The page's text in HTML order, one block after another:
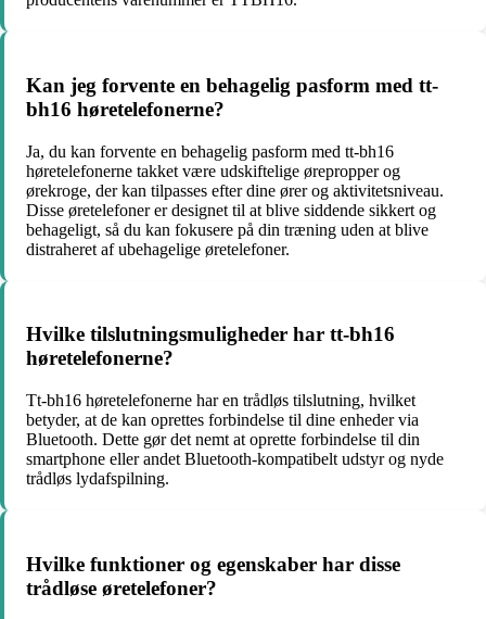
Kan jeg forvente en behagelig pasform med tt-
bh16 høretelefonerne?
Ja, du kan forvente en behagelig pasform med tt-bh16
høretelefonerne takket være udskiftelige ørepropper og
ørekroge, der kan tilpasses efter dine ører og aktivitetsniveau.
Disse øretelefoner er designet til at blive siddende sikkert og
behageligt, så du kan fokusere på din træning uden at blive
distraheret af ubehagelige øretelefoner.
Hvilke tilslutningsmuligheder har tt-bh16
høretelefonerne?
Tt-bh16 høretelefonerne har en trådløs tilslutning, hvilket
betyder, at de kan oprettes forbindelse til dine enheder via
Bluetooth. Dette gør det nemt at oprette forbindelse til din
smartphone eller andet Bluetooth-kompatibelt udstyr og nyde
trådløs lydafspilning.
Hvilke funktioner og egenskaber har disse
trådløse øretelefoner?